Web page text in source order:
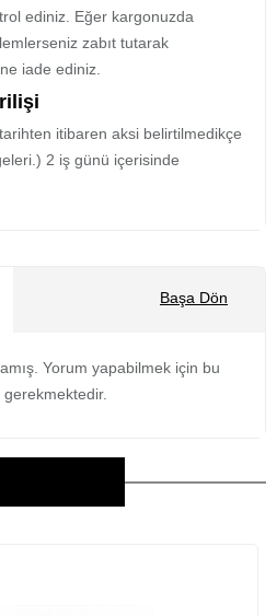
ediniz. Eğer kargonuzda
zabıt tutarak
iade ediniz.
itibaren aksi belirtilmedikçe
2 iş günü içerisinde
Başa Dön
Yorum yapabilmek için bu
gerekmektedir.